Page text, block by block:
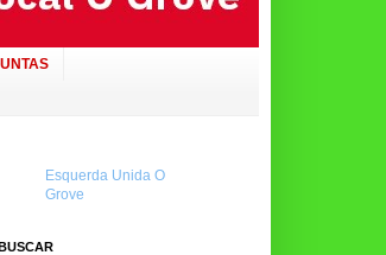
Esquerda Unida O
Grove